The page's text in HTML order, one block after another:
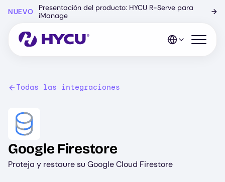
principal
NUEVO
Presentación del producto: HYCU R-Serve para
iManage
→
Abrir el
Todas las integraciones
Image
Google Firestore
Proteja y restaure su Google Cloud Firestore